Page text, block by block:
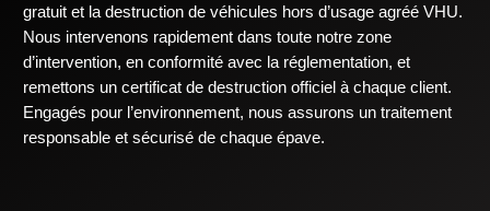
gratuit et la destruction de véhicules hors d’usage agréé VHU.
Nous intervenons rapidement dans toute notre zone
d’intervention, en conformité avec la réglementation, et
remettons un certificat de destruction officiel à chaque client.
Engagés pour l’environnement, nous assurons un traitement
responsable et sécurisé de chaque épave.